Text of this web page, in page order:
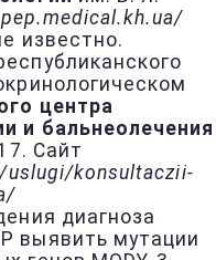
известно.
центра
и бальнеолечения
Сайт
konsultaczii-
диагноза
выявить мутации